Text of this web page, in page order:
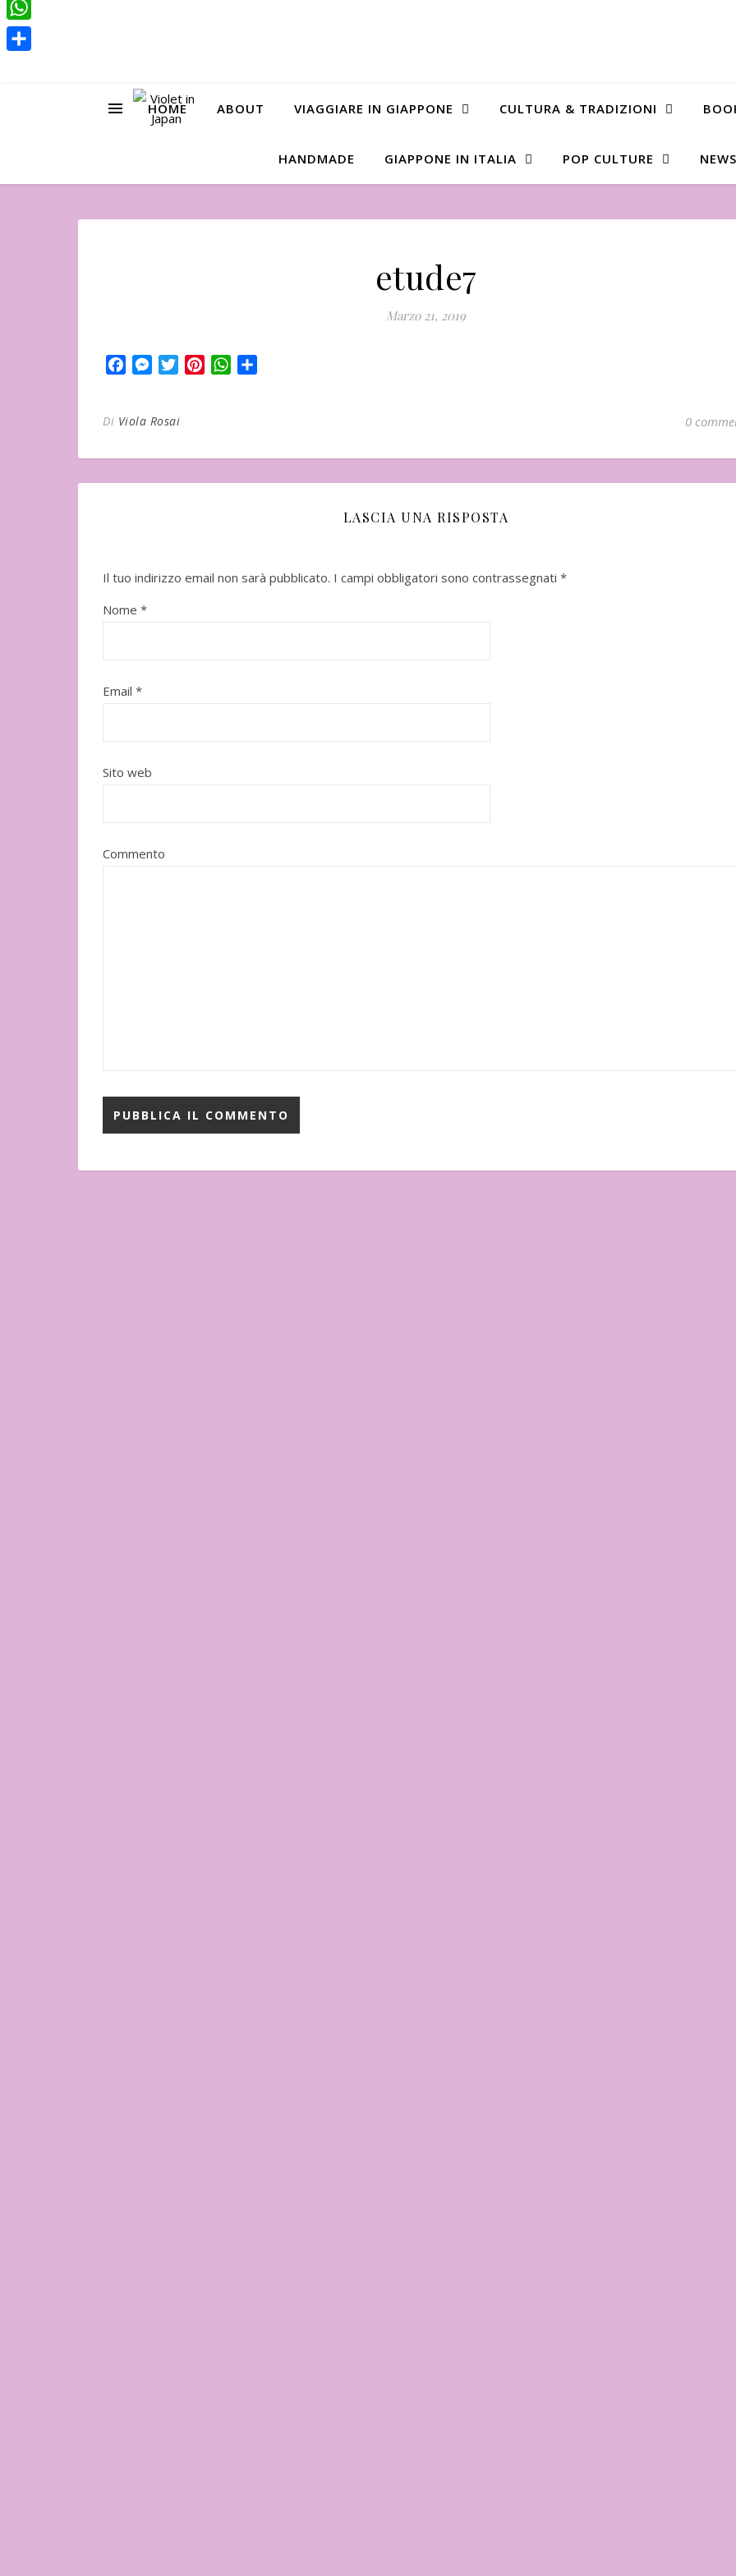
HOME ABOUT VIAGGIARE IN GIAPPONE CULTURA & TRADIZIONI
HANDMADE GIAPPONE IN ITALIA POP CULTURE
etude7
Marzo 21, 2019
FacebookMessenger
TwitterPinterestWhatsApp
Di Viola Rosai 0
LASCIA UNA RISPOSTA
Il tuo indirizzo email non sarà pubblicato. I campi obbligatori sono contrassegnati *
Nome *
Email *
Sito web
Commento
In uscita a Febbraio 2026 Uscito l'11 Novembre In uscita a Febbraio 2026
WhatsApp